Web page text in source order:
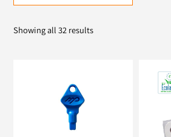
Showing all 32 results